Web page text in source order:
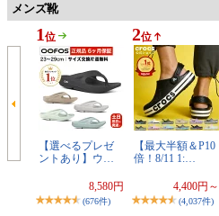
メンズ靴
1 位
【選べるプレゼ
ントあり】ウ…
8,580円
(676件)
2位
【最大半額＆P10
倍！8/11 1:…
4,400円～
(4,037件)